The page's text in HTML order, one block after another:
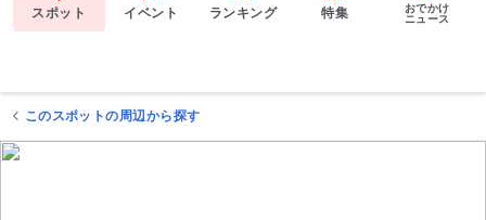
スポット イベント ランキング 特集
おでかけ
ニュース
このスポットの周辺から探す